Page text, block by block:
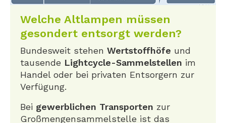
Welche Altlampen müssen
gesondert entsorgt werden?
Bundesweit stehen Wertstoffhöfe und
tausende Lightcycle-Sammelstellen im
Handel oder bei privaten Entsorgern zur
Verfügung.
Bei gewerblichen Transporten zur
Großmengensammelstelle ist das